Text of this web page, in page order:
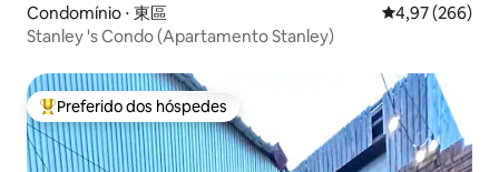
Condomínio ⋅ 東區 4,97 de uma
4,97 (266)
Stanley 's Condo (Apartamento Stanley)
Entre os melhores preferidos dos hóspedes
Preferido dos hóspedes